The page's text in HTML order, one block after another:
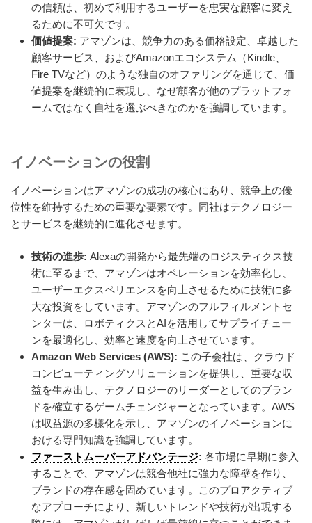
の信頼は、初めて利用するユーザーを忠実な顧客に変え
るために不可欠です。
価値提案: アマゾンは、競争力のある価格設定、卓越した
顧客サービス、およびAmazonエコシステム（Kindle、
Fire TVなど）のような独自のオファリングを通じて、価
値提案を継続的に表現し、なぜ顧客が他のプラットフォ
ームではなく自社を選ぶべきなのかを強調しています。
イノベーションの役割
イノベーションはアマゾンの成功の核心にあり、競争上の優
位性を維持するための重要な要素です。同社はテクノロジー
とサービスを継続的に進化させます。
技術の進歩: Alexaの開発から最先端のロジスティクス技
術に至るまで、アマゾンはオペレーションを効率化し、
ユーザーエクスペリエンスを向上させるために技術に多
大な投資をしています。アマゾンのフルフィルメントセ
ンターは、ロボティクスとAIを活用してサプライチェー
ンを最適化し、効率と速度を向上させています。
Amazon Web Services (AWS): この子会社は、クラウド
コンピューティングソリューションを提供し、重要な収
益を生み出し、テクノロジーのリーダーとしてのブラン
ドを確立するゲームチェンジャーとなっています。AWS
は収益源の多様化を示し、アマゾンのイノベーションに
おける専門知識を強調しています。
ファーストムーバーアドバンテージ: 各市場に早期に参入
することで、アマゾンは競合他社に強力な障壁を作り、
ブランドの存在感を固めています。このプロアクティブ
なアプローチにより、新しいトレンドや技術が出現する